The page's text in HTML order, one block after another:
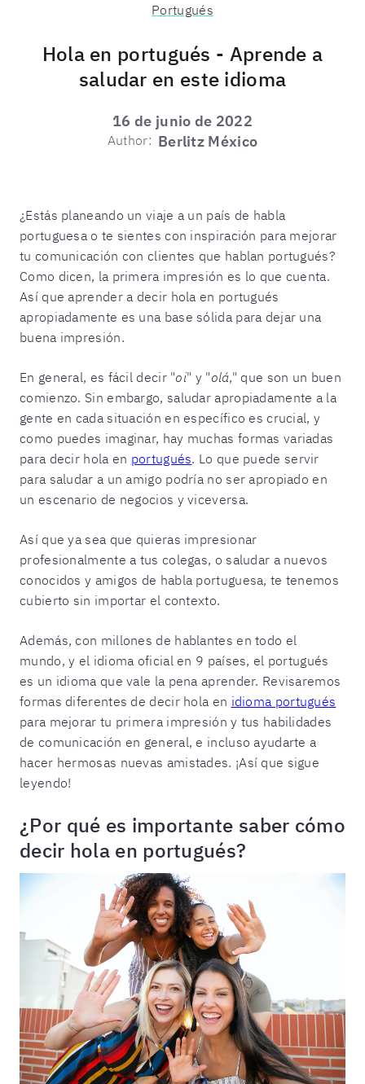
Portugués
Hola en portugués - Aprende a
saludar en este idioma
16 de junio de 2022
Author: Berlitz México
¿Estás planeando un viaje a un país de habla
portuguesa o te sientes con inspiración para mejorar
tu comunicación con clientes que hablan portugués?
Como dicen, la primera impresión es lo que cuenta.
Así que aprender a decir hola en portugués
apropiadamente es una base sólida para dejar una
buena impresión.
En general, es fácil decir "oi" y "olá," que son un buen
comienzo. Sin embargo, saludar apropiadamente a la
gente en cada situación en específico es crucial, y
como puedes imaginar, hay muchas formas variadas
para decir hola en portugués. Lo que puede servir
para saludar a un amigo podría no ser apropiado en
un escenario de negocios y viceversa.
Así que ya sea que quieras impresionar
profesionalmente a tus colegas, o saludar a nuevos
conocidos y amigos de habla portuguesa, te tenemos
cubierto sin importar el contexto.
Además, con millones de hablantes en todo el
mundo, y el idioma oficial en 9 países, el portugués
es un idioma que vale la pena aprender. Revisaremos
formas diferentes de decir hola en idioma portugués
para mejorar tu primera impresión y tus habilidades
de comunicación en general, e incluso ayudarte a
hacer hermosas nuevas amistades. ¡Así que sigue
leyendo!
¿Por qué es importante saber cómo
decir hola en portugués?